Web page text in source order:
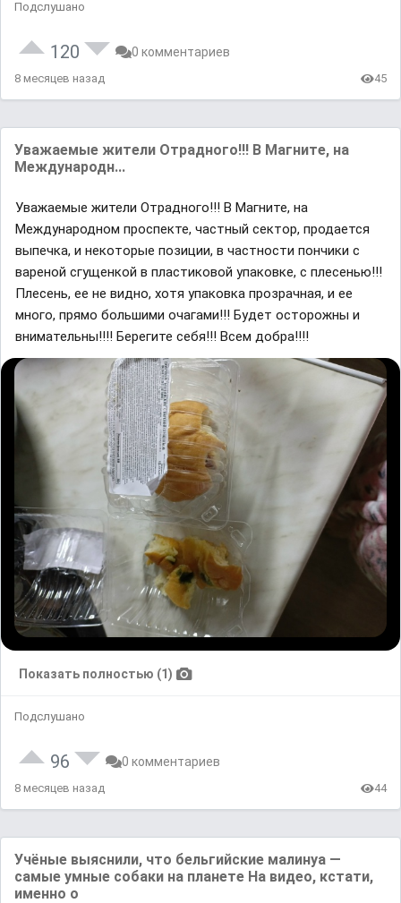
Подслушано
120 0 комментариев
8 месяцев назад 45
Уважаемые жители Отрадного!!! В Магните, на
Международн...
Уважаемые жители Отрадного!!! В Магните, на
Международном проспекте, частный сектор, продается
выпечка, и некоторые позиции, в частности пончики с
вареной сгущенкой в пластиковой упаковке, с плесенью!!!
Плесень, ее не видно, хотя упаковка прозрачная, и ее
много, прямо большими очагами!!! Будет осторожны и
внимательны!!!! Берегите себя!!! Всем добра!!!!
Показать полностью (1)
Подслушано
96 0 комментариев
8 месяцев назад 44
Учёные выяснили, что бельгийские малинуа —
самые умные собаки на планете На видео, кстати,
именно о